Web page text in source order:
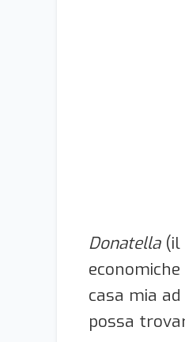
Donatella(il
casa mia
possa